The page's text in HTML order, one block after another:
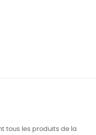
tous les produits de la